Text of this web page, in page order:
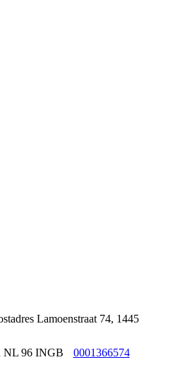
Lamoenstraat 74, 1445
NL 96 INGB 0001366574